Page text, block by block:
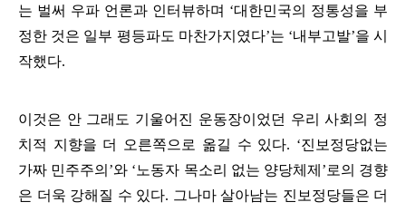
는 벌써 우파 언론과 인터뷰하며 ‘대한민국의 정통성을 부
정한 것은 일부 평등파도 마찬가지였다’는 ‘내부고발’을 시
작했다.
이것은 안 그래도 기울어진 운동장이었던 우리 사회의 정
치적 지향을 더 오른쪽으로 옮길 수 있다. ‘진보정당없는
가짜 민주주의 ’와 ‘노동자 목소리 없는 양당체제 ’로의 경향
은 더욱 강해질 수 있다. 그나마 살아남는 진보정당들은 더